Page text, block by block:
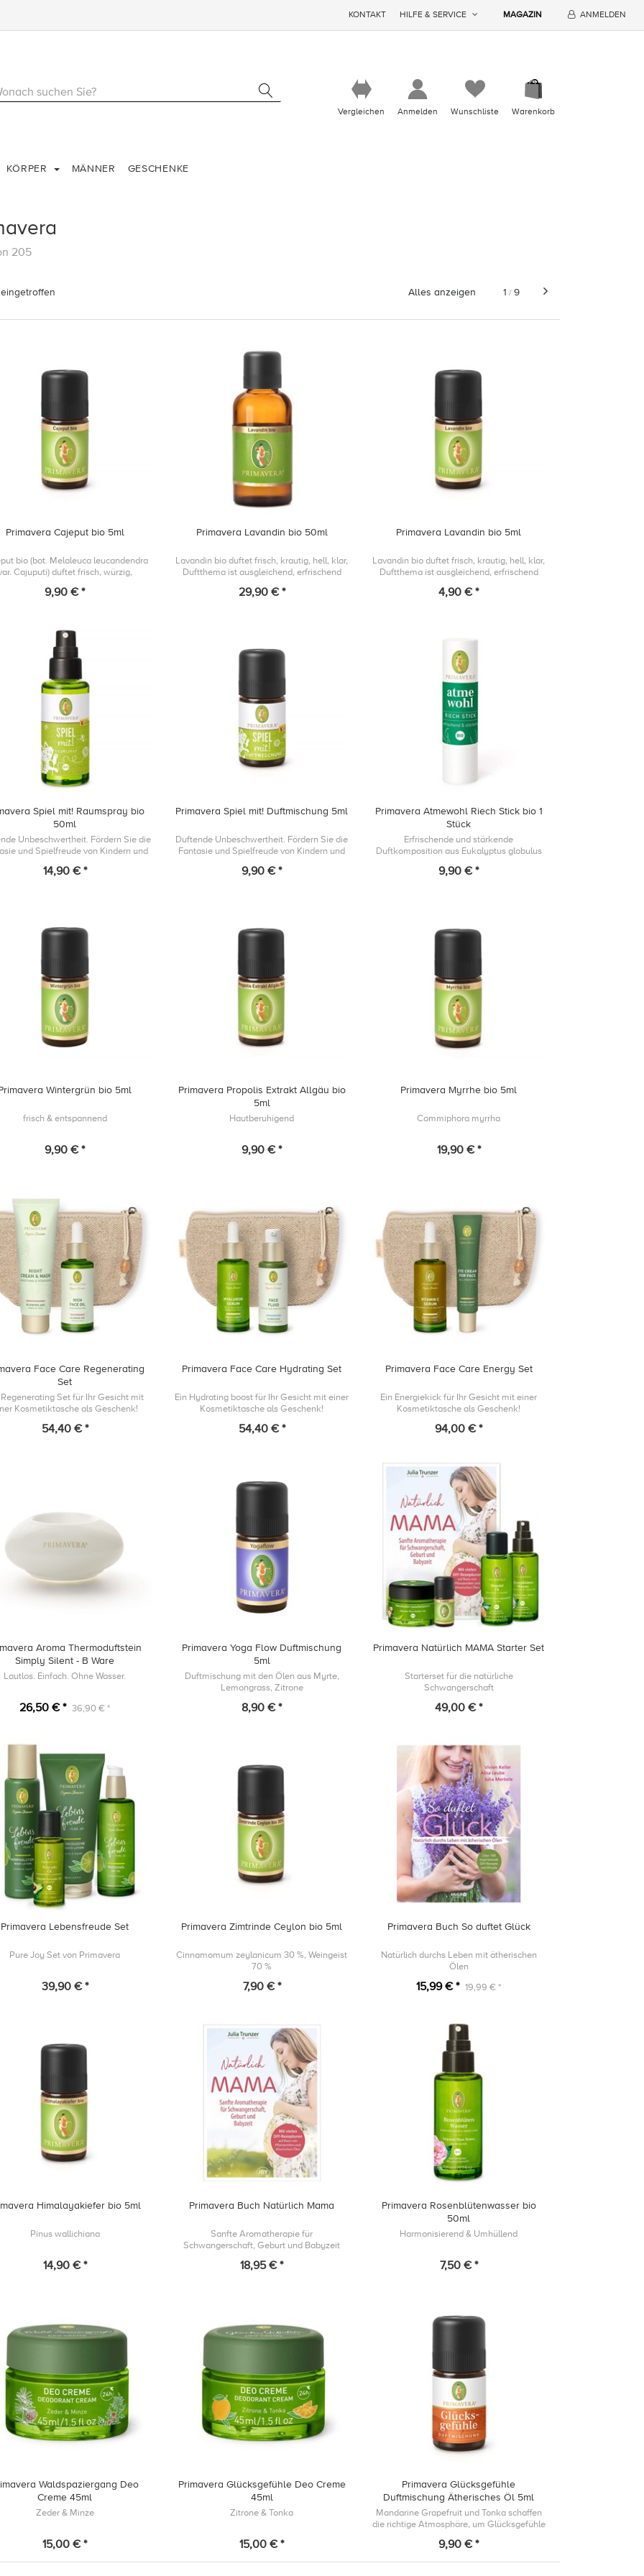
KONTAKT HILFE & SERVICE MAGAZIN ANMELDEN
Vergleichen Anmelden Wunschliste Warenkorb
KÖRPER MÄNNER GESCHENKE
205
Alles anzeigen 1 / 9
Primavera Cajeput bio 5ml
bio (bot. Melaleuca leucandendra
Cajuputi) duftet frisch, würzig,
klärend und reinigend.
9,90 € *
Primavera Lavandin bio 50ml
Lavandin bio duftet frisch, krautig, hell, klar,
Duftthema ist ausgleichend, erfrischend
29,90 € *
Primavera Lavandin bio 5ml
Lavandin bio duftet frisch, krautig, hell, klar,
Duftthema ist ausgleichend, erfrischend
4,90 € *
Spiel mit! Raumspray bio
50ml
Unbeschwertheit. Fördern Sie die
und Spielfreude von Kindern und
für eine ausgeglichene Spiela...
14,90 € *
Primavera Spiel mit! Duftmischung 5ml
Duftende Unbeschwertheit. Fördern Sie die
Fantasie und Spielfreude von Kindern und
Orange für eine ausgeglichene Spiela...
9,90 € *
Primavera Atmewohl Riech Stick bio 1
Stück
Erfrischende und stärkende
Duftkomposition aus Eukalyptus globulus
unterwegs
9,90 € *
Wintergrün bio 5ml
frisch & entspannend
9,90 € *
Primavera Propolis Extrakt Allgäu bio
5ml
Hautberuhigend
9,90 € *
Primavera Myrrhe bio 5ml
Commiphora myrrha
19,90 € *
Face Care Regenerating
Set
Set für Ihr Gesicht mit
Kosmetiktasche als Geschenk!
54,40 € *
Primavera Face Care Hydrating Set
Ein Hydrating boost für Ihr Gesicht mit einer
Kosmetiktasche als Geschenk!
54,40 € *
Primavera Face Care Energy Set
Ein Energiekick für Ihr Gesicht mit einer
Kosmetiktasche als Geschenk!
94,00 € *
Aroma Thermoduftstein
Simply Silent - B Ware
Lautlos. Einfach. Ohne Wasser.
26,50 € * 36,90 € *
Primavera Yoga Flow Duftmischung
5ml
Duftmischung mit den Ölen aus Myrte,
Lemongrass, Zitrone
8,90 € *
Primavera Natürlich MAMA Starter Set
Starterset für die natürliche
Schwangerschaft
49,00 € *
Primavera Lebensfreude Set
Pure Joy Set von Primavera
39,90 € *
Primavera Zimtrinde Ceylon bio 5ml
Cinnamomum zeylanicum 30 %, Weingeist
70 %
7,90 € *
Primavera Buch So duftet Glück
Natürlich durchs Leben mit ätherischen
Ölen
15,99 € * 19,99 € *
Himalayakiefer bio 5ml
Pinus wallichiana
14,90 € *
Primavera Buch Natürlich Mama
Sanfte Aromatherapie für
Schwangerschaft, Geburt und Babyzeit
18,95 € *
Primavera Rosenblütenwasser bio
50ml
Harmonisierend & Umhüllend
7,50 € *
Waldspaziergang Deo
Creme 45ml
Zeder & Minze
15,00 € *
Primavera Glücksgefühle Deo Creme
45ml
Zitrone & Tonka
15,00 € *
Primavera Glücksgefühle
Duftmischung Ätherisches Öl 5ml
Mandarine Grapefruit und Tonka schaffen
die richtige Atmosphäre, um Glücksgefühle
9,90 € *